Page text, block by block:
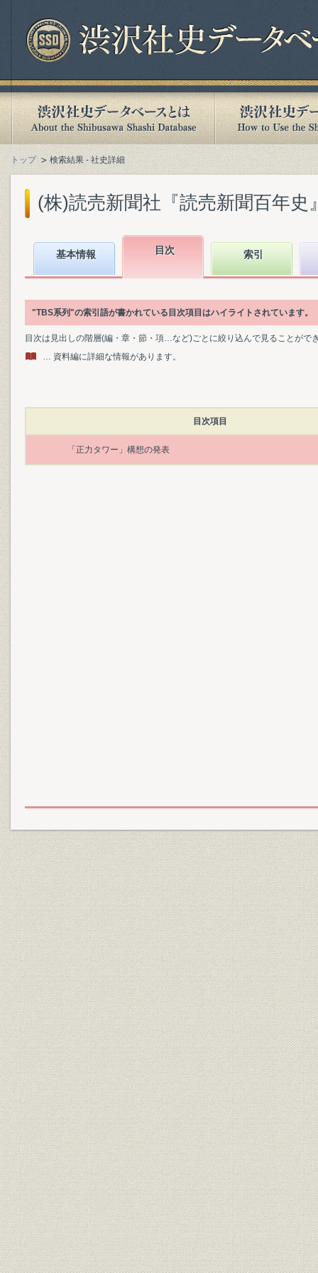
トップ 検索結果 - 社史詳細
(株)読売新聞社『読売新聞百年史
基本情報 目次 索引
"TBS系列"の索引語が書かれている目次項目はハイライトされています。
目次は見出しの階層(編・章・節・項…など)ごとに絞り込んで見ることがで
… 資料編に詳細な情報があります。
目次項目
「正力タワー」構想の発表